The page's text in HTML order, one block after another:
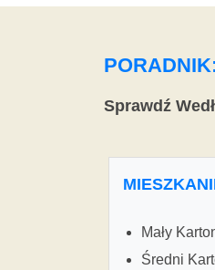
Sprawdź
Mały
Średni